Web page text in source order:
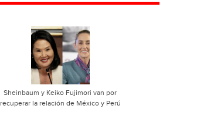
Sheinbaum y Keiko Fujimori van por
recuperar la relación de México y Perú